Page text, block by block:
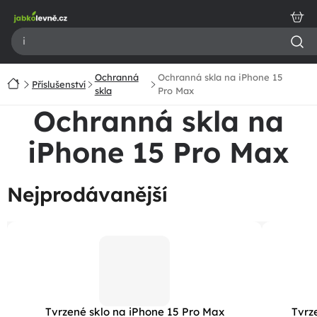
obsah
DomůPříslušenství
Ochranná
skla
Ochranná skla na iPhone 15
Pro Max
Ochranná skla na
iPhone 15 Pro Max
Nejprodávanější
Tvrzené sklo na iPhone 15 Pro Max